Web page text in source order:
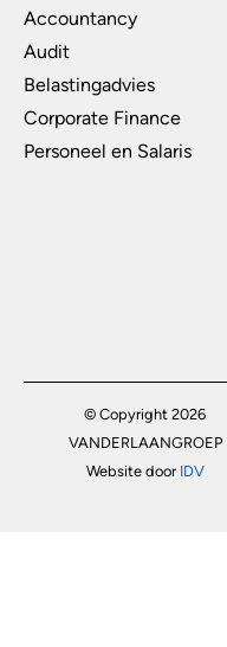
Accountancy
Audit
Belastingadvies
Corporate Finance
Personeel en Salaris
© Copyright 2026
VANDERLAANGROEP
Website door IDV